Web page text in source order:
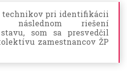
technikov pri identifikácii
následnom riešení
som sa presvedčil
zamestnancov ŽP